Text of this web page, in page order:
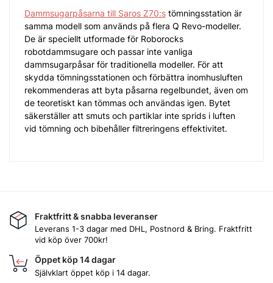
Dammsugarpåsarna till Saros Z70:s tömningsstation är
samma modell som används på flera Q Revo-modeller.
De är speciellt utformade för Roborocks
robotdammsugare och passar inte vanliga
dammsugarpåsar för traditionella modeller. För att
skydda tömningsstationen och förbättra inomhusluften
rekommenderas att byta påsarna regelbundet, även om
de teoretiskt kan tömmas och användas igen. Bytet
säkerställer att smuts och partiklar inte sprids i luften
vid tömning och bibehåller filtreringens effektivitet.
Fraktfritt & snabba leveranser
Leverans 1-3 dagar med DHL, Postnord & Bring. Fraktfritt
vid köp över 700kr!
Öppet köp 14 dagar
Självklart öppet köp i 14 dagar.